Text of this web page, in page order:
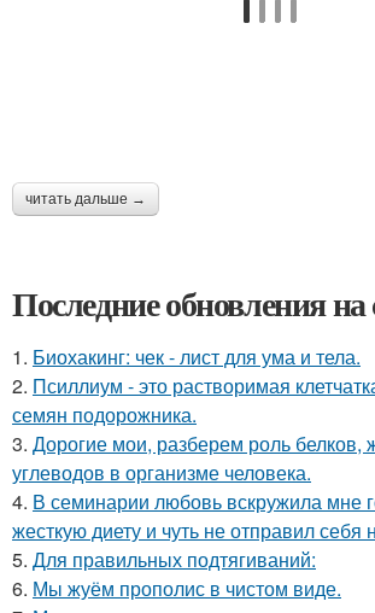
читать дальше →
Последние обновления на
1. Биохакинг: чек - лист для ума и тела.
2. Псиллиум - это растворимая
семян подорожника.
3. Дорогие мои, разберем роль белков,
углеводов в организме человека.
4. В семинарии любовь вскружила мне
жесткую диету и чуть не отправил себя
5. Для правильных подтягиваний:
6. Мы жуём прополис в чистом виде.